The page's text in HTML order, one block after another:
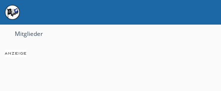
Mitglieder